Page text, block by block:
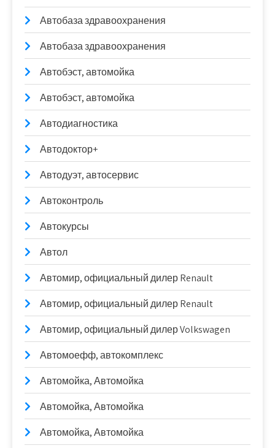
Автобаза здравоохранения
Автобаза здравоохранения
Автобэст, автомойка
Автобэст, автомойка
Автодиагностика
Автодоктор+
Автодуэт, автосервис
Автоконтроль
Автокурсы
Автол
Автомир, официальный дилер Renault
Автомир, официальный дилер Renault
Автомир, официальный дилер Volkswagen
Автомоефф, автокомплекс
Автомойка, Автомойка
Автомойка, Автомойка
Автомойка, Автомойка